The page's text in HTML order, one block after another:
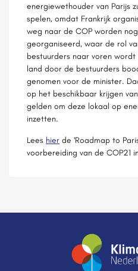
energiewethouder van Parijs
spelen, omdat Frankrijk
weg naar de COP worden
georganiseerd, waar de rol
bestuurders naar voren
land door de bestuurders
genomen voor de minister.
op het beschikbaar krijgen
gelden om deze lokaal op
inzetten.
Lees hier de 'Roadmap to
voorbereiding van de COP21